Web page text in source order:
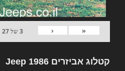
«
‹
3של27
קטלוג אביזרים Jeep 1986